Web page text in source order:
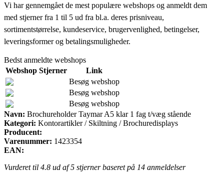
Vi har gennemgået de mest populære webshops og anmeldt dem
med stjerner fra 1 til 5 ud fra bl.a. deres prisniveau,
sortimentstørrelse, kundeservice, brugervenlighed, betingelser,
leveringsformer og betalingsmuligheder.
Bedst anmeldte webshops
Webshop Stjerner
Link
Besøg webshop
Besøg webshop
Besøg webshop
Navn: Brochureholder Taymar A5 klar 1 fag t/væg stående
Kategori: Kontorartikler / Skiltning / Brochuredisplays
Producent:
Varenummer: 1423354
EAN:
Vurderet til 4.8 ud af 5 stjerner baseret på 14 anmeldelser